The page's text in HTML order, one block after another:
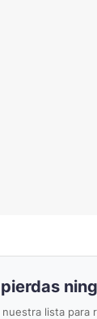
pierdas
lista para